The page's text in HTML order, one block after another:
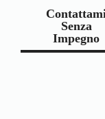
Senza
Impegno